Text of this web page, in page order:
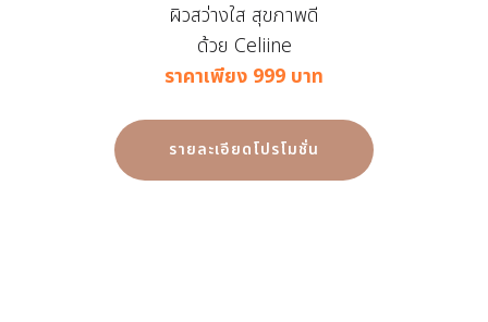
ผิวสว่างใส สุขภาพดี
ด้วย Celiine
ราคาเพียง 999 บาท
รายละเอียดโปรโมชั่น